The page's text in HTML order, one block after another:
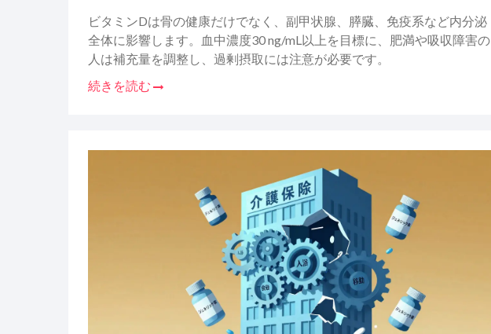
ビタミンDは骨の健康だけでなく、副甲状腺、膵臓、免疫系など内分泌
全体に影響します。血中濃度30 ng/mL以上を目標に、肥満や吸収障害の
人は補充量を調整し、過剰摂取には注意が必要です。
続きを読む